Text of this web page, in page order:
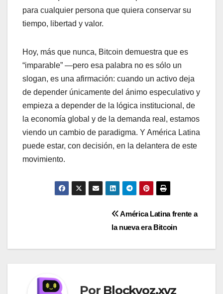
para cualquier persona que quiera conservar su
tiempo, libertad y valor.
Hoy, más que nunca, Bitcoin demuestra que es
“imparable” —pero esa palabra no es sólo un
slogan, es una afirmación: cuando un activo deja
de depender únicamente del ánimo especulativo y
empieza a depender de la lógica institucional, de
la economía global y de la demanda real, estamos
viendo un cambio de paradigma. Y América Latina
puede estar, con decisión, en la delantera de este
movimiento.
América Latina frente a
la nueva era Bitcoin
Por Blockvoz.xyz